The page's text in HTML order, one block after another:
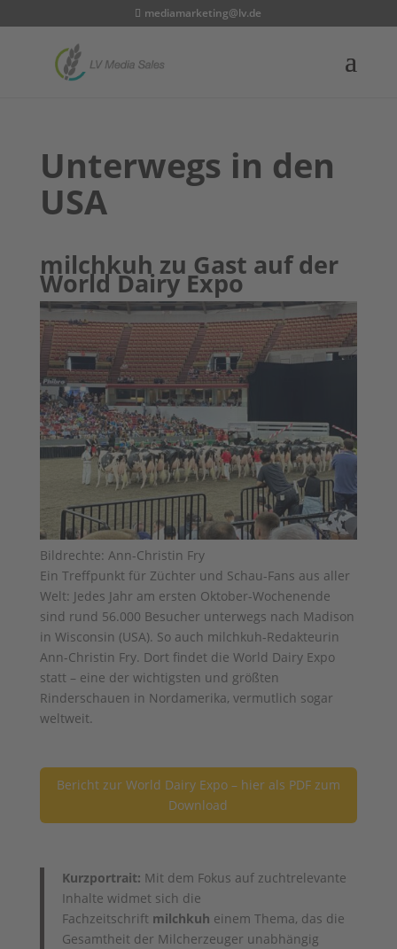
mediamarketing@lv.de
Unterwegs in den
USA
milchkuh zu Gast auf der
World Dairy Expo
Bildrechte: Ann-Christin Fry
Ein Treffpunkt für Züchter und Schau-Fans aus aller
Welt: Jedes Jahr am ersten Oktober-Wochenende
sind rund 56.000 Besucher unterwegs nach Madison
in Wisconsin (USA). So auch milchkuh-Redakteurin
Ann-Christin Fry. Dort findet die World Dairy Expo
statt – eine der wichtigsten und größten
Rinderschauen in Nordamerika, vermutlich sogar
weltweit.
Bericht zur World Dairy Expo – hier als PDF zum
Download
Kurzportrait: Mit dem Fokus auf zuchtrelevante
Inhalte widmet sich die
Fachzeitschriftmilchkuh einem Thema, das die
Gesamtheit der Milcherzeuger unabhängig